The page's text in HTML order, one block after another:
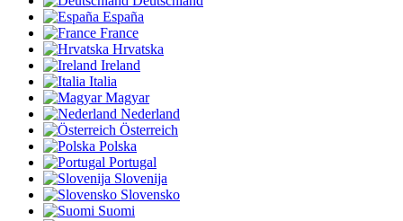
España
France
Hrvatska
Ireland
Italia
Magyar
Nederland
Österreich
Polska
Portugal
Slovenija
Slovensko
Suomi